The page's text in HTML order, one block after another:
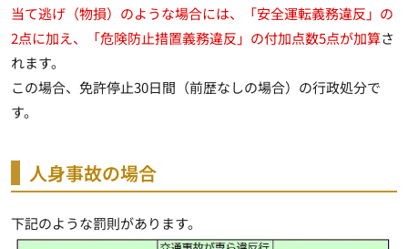
当て逃げ（物損）のような場合には、「安全運転義務違反」の
2点に加え、「危険防止措置義務違反」の付加点数5点が加算さ
れます。
この場合、 免許停止30日間（前歴なしの場合）の行政処分で
す。
人身事故の場合
下記のような罰則があります。